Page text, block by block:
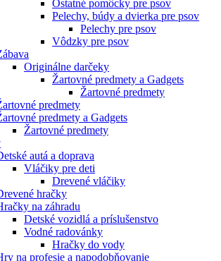
Ostatné pomôcky pre psov
Pelechy, búdy a dvierka pre psov
Pelechy pre psov
Vôdzky pre psov
Originálne darčeky
Žartovné predmety a Gadgets
Žartovné predmety
predmety
predmety a Gadgets
Žartovné predmety
autá a doprava
Vláčiky pre deti
Drevené vláčiky
hračky
na záhradu
Detské vozidlá a príslušenstvo
Vodné radovánky
Hračky do vody
na profesie a napodobňovanie